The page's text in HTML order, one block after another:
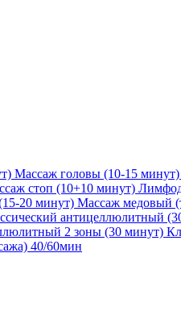
Массаж головы (10-15 минут)
стоп (10+10 минут)
20 минут) Массаж медовый
антицеллюлитный
2 зоны (30 минут)
40/60мин